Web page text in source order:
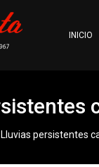
INICIO
Lluvias persistentes